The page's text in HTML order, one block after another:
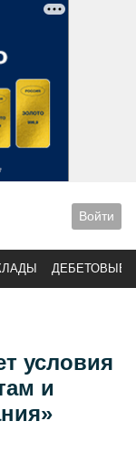
Войти
ДЕБЕТОВЫЕ
условия
и